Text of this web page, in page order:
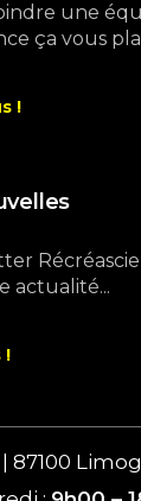
une
ça vous
!
actualité...
!
87100